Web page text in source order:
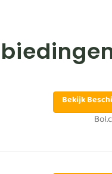
Bekijk